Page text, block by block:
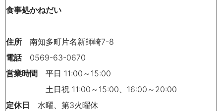
食事処かねだい
住所 南知多町片名新師崎7-8
電話0569-63-0670
営業時間 平日 11:00～15:00
土日祝 11:00～15:00、16:00～20:00
定休日 水曜、第3火曜休